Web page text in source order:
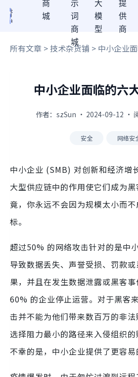
商
城
示
词
商
城
大
模
型
提
供
商
所有文章 >技术杂货铺 > 中小企业
中小企业面临的六
作者：szSun · 2024-09-12 ·
安全 网络安
中小企业 (SMB) 对创新和经济增
大型供应链中的作用使它们成为
竟，你永远不会因为规模太小而
标。
超过50% 的网络攻击针对的是中
导致数据丢失、声誉受损、罚款
果，并且在发生数据泄露或黑客事
60% 的企业停止运营。对于黑客
击并不能为他们带来数百万的非
选择阻力最小的路径来入侵组织的
不幸的是，中小企业提供了更容易